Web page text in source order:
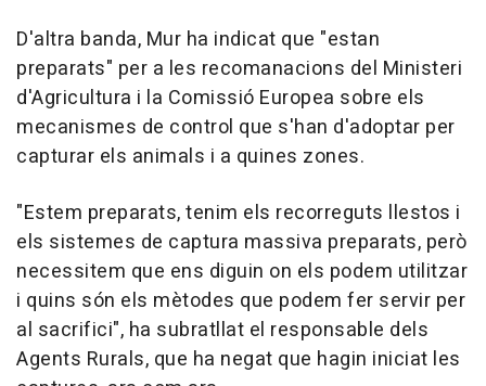
D'altra banda, Mur ha indicat que "estan
preparats" per a les recomanacions del Ministeri
d'Agricultura i la Comissió Europea sobre els
mecanismes de control que s'han d'adoptar per
capturar els animals i a quines zones.
"Estem preparats, tenim els recorreguts llestos i
els sistemes de captura massiva preparats, però
necessitem que ens diguin on els podem utilitzar
i quins són els mètodes que podem fer servir per
al sacrifici", ha subratllat el responsable dels
Agents Rurals, que ha negat que hagin iniciat les